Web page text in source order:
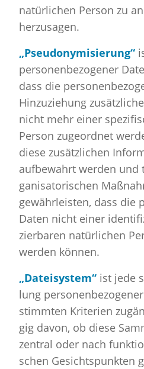
na­tür­li­chen Per­son zu
her­zu­sa­gen.
„Pseud­ony­mi­sie­rung“
per­so­nen­be­zo­ge­ner
dass die
Hin­zu­zie­hung
nicht mehr einer
Per­son zu­ge­ord­net
diese zu­sätz­li­chen
auf­be­wahrt wer­den
ga­ni­sa­to­ri­schen
ge­währ­leis­ten, dass die
Daten nicht einer
zier­ba­ren na­tür­li­chen
wer­den kön­nen.
„Da­tei­sys­tem“ ist jede
lung
stimm­ten Kri­te­ri­en
gig davon, ob diese
zen­tral oder nach
schen Ge­sichts­punk­ten